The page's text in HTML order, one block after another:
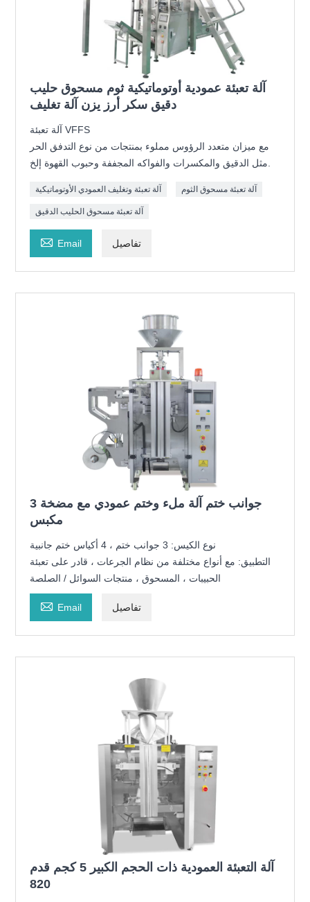
آلة تعبئة عمودية أوتوماتيكية ثوم مسحوق حليب
دقيق سكر أرز يزن آلة تغليف
آلة تعبئة VFFS
مع ميزان متعدد الرؤوس مملوء بمنتجات من نوع التدفق الحر
آلة تعبئة وتغليف العمودي الأوتوماتيكية آلة تعبئة مسحوق الثوم
آلة تعبئة مسحوق الحليب الدقيق
 Email تفاصيل
3 جوانب ختم آلة ملء وختم عمودي مع مضخة
مكبس
نوع الكيس: 3 جوانب ختم ، 4 أكياس ختم جانبية
التطبيق: مع أنواع مختلفة من نظام الجرعات ، قادر على تعبئة
الحبيبات ، المسحوق ، منتجات السوائل / الصلصة
 Email تفاصيل
آلة التعبئة العمودية ذات الحجم الكبير 5 كجم قدم
820